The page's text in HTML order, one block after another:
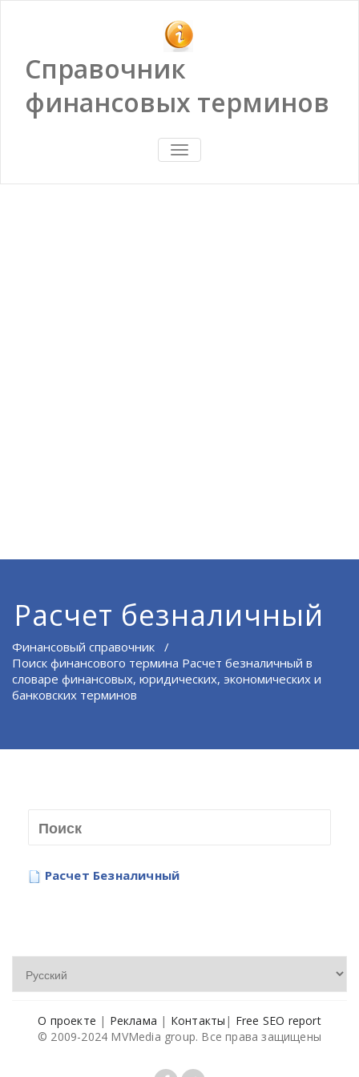
Справочник
финансовых терминов
ПОКАЗАТЬ/
СКРЫТЬ
Расчет безналичный
Финансовый справочник /
Поиск финансового термина Расчет безналичный в
словаре финансовых, юридических, экономических и
банковских терминов
Расчет Безналичный
О проекте | Реклама | Контакты | Free SEO report
© 2009-2024 MVMedia group. Все права защищены